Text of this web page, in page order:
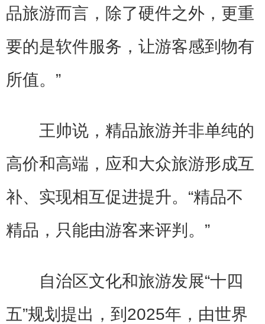
品旅游而言，除了硬件之外，更重
要的是软件服务，让游客感到物有
所值。”
王帅说，精品旅游并非单纯的
高价和高端，应和大众旅游形成互
补、实现相互促进提升。“精品不
精品，只能由游客来评判。”
自治区文化和旅游发展“十四
五”规划提出，到2025年，由世界